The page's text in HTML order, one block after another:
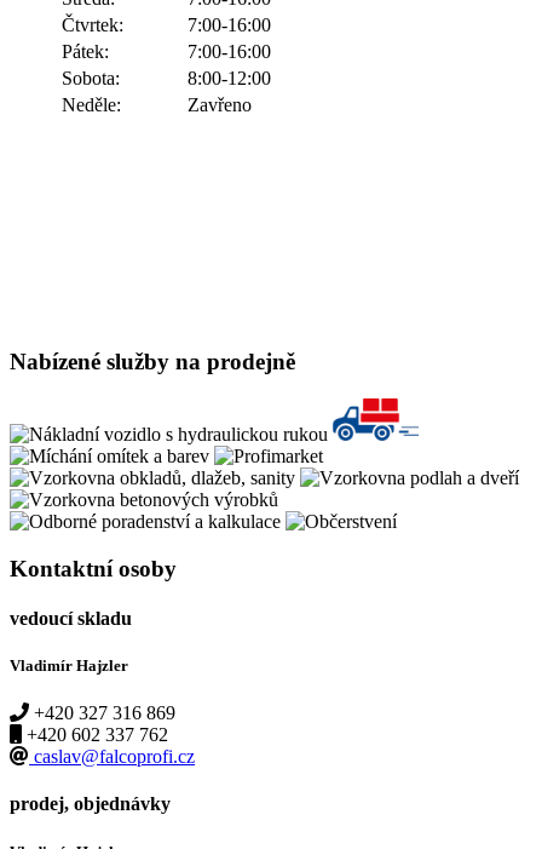
Čtvrtek:
7:00-16:00
Pátek:
7:00-16:00
Sobota:
8:00-12:00
Neděle:
Zavřeno
Nabízené služby na prodejně
Kontaktní osoby
vedoucí skladu
Vladimír Hajzler
+420 327 316 869
+420 602 337 762
caslav@falcoprofi.cz
prodej, objednávky